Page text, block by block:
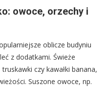
owoce, orzechy i
oblicze budyniu
z dodatkami. Świeże
czy kawałki banana,
Suszone owoce, np.